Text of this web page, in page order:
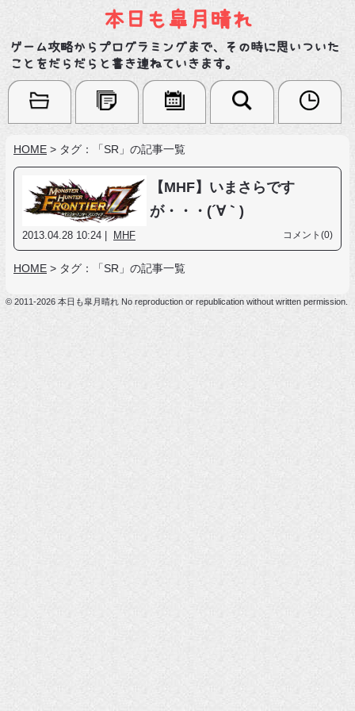
本日も皐月晴れ
ゲーム攻略からプログラミングまで、その時に思いついた
ことをだらだらと書き連ねていきます。
HOME > タグ：「SR」の記事一覧
【MHF】いまさらです
が・・・(´∀｀)
2013.04.28 10:24 | MHF コメント(0)
HOME > タグ：「SR」の記事一覧
© 2011-2026 本日も皐月晴れ No reproduction or republication without written permission.